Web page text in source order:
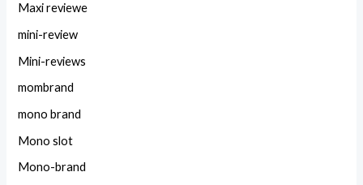
Maxi reviewe
mini-review
Mini-reviews
mombrand
mono brand
Mono slot
Mono-brand